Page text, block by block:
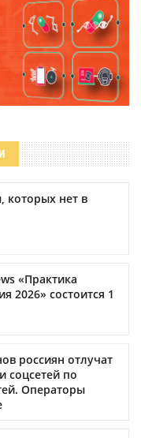
которых нет в
«Практика
2026» состоится 1
россиян отлучат
соцсетей по
Операторы